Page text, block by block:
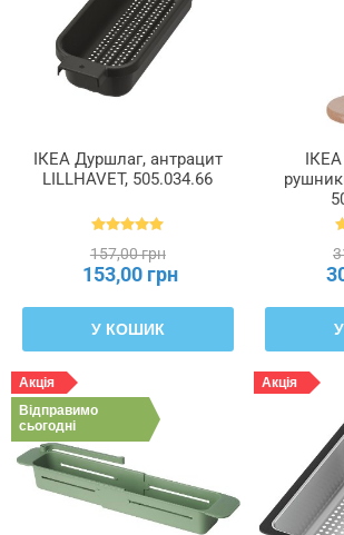
ІКЕА Дуршлаг, антрацит
LILLHAVET, 505.034.66
157,00 грн
153,00 грн
У КОШИК
Акція
Відправимо
сьогодні
Акція